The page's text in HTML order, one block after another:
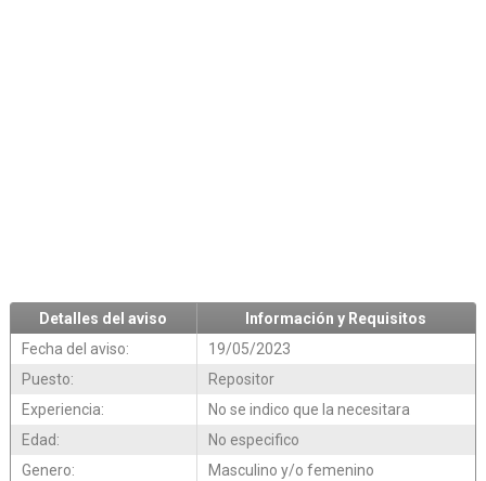
Detalles del aviso
Información y Requisitos
Fecha del aviso:
19/05/2023
Puesto:
Repositor
Experiencia:
No se indico que la necesitara
Edad:
No especifico
Genero:
Masculino y/o femenino